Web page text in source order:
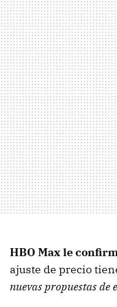
HBO Max le
ajuste de precio
nuevas propuestas de